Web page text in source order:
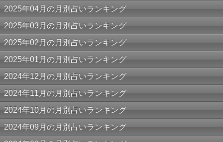
2025年04月の月別占いランキング
2025年03月の月別占いランキング
2025年02月の月別占いランキング
2025年01月の月別占いランキング
2024年12月の月別占いランキング
2024年11月の月別占いランキング
2024年10月の月別占いランキング
2024年09月の月別占いランキング